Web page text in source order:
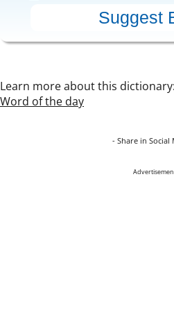
Learn more about this dictionary:
Word of the day
- Share in Social